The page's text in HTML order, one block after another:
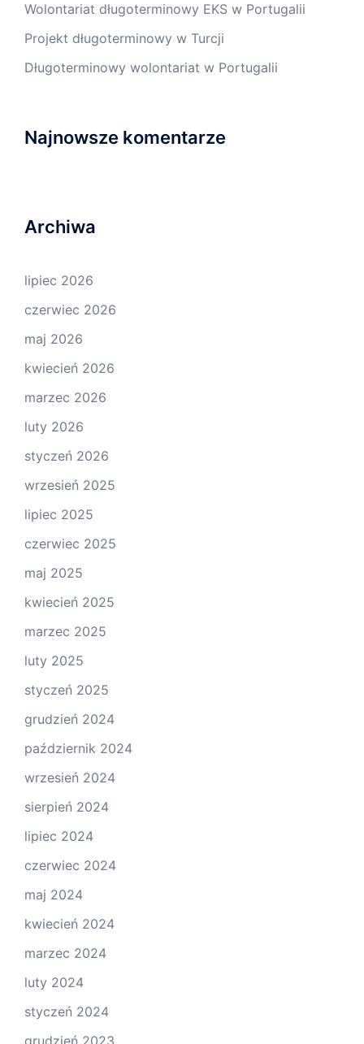
Wolontariat długoterminowy EKS w Portugalii
Projekt długoterminowy w Turcji
Długoterminowy wolontariat w Portugalii
Najnowsze komentarze
Archiwa
lipiec 2026
czerwiec 2026
maj 2026
kwiecień 2026
marzec 2026
luty 2026
styczeń 2026
wrzesień 2025
lipiec 2025
czerwiec 2025
maj 2025
kwiecień 2025
marzec 2025
luty 2025
styczeń 2025
grudzień 2024
październik 2024
wrzesień 2024
sierpień 2024
lipiec 2024
czerwiec 2024
maj 2024
kwiecień 2024
marzec 2024
luty 2024
styczeń 2024